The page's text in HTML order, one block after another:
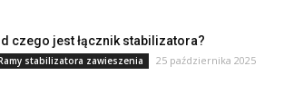
czego jest łącznik stabilizatora?
stabilizatora zawieszenia 25 października 2025